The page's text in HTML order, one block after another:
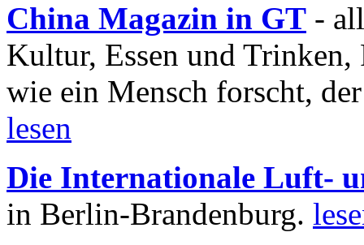
China Magazin in GT -
Kultur, Essen und
wie ein Mensch forscht,
lesen
Die Internationale Luft-
in Berlin-Brandenburg.